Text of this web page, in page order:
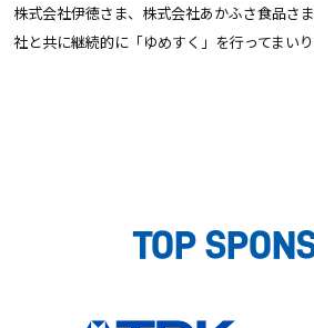
株式会社伊徳さま、株式会社あかふさ食品さ
社と共に継続的に「ゆめすく」を行ってまいり
TOP